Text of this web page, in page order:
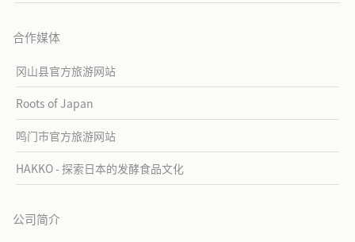
合作媒体
冈山县官方旅游网站
Roots of Japan
鸣门市官方旅游网站
HAKKO - 探索日本的发酵食品文化
公司简介